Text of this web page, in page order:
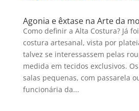
Agonia e êxtase na Arte da
Como definir a Alta Costura? Já
costura artesanal, vista por
talvez se interessassem pelas
medida em tecidos exclusivos.
salas pequenas, com passarela
funcionária da...